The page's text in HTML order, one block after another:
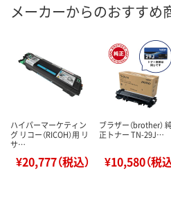
メーカーからのおすすめ
ハイパーマーケティン
グ リコー（RICOH）用 リ
サ…
¥20,777（税込）
ブラザー（brother） 純
正トナー TN-29J…
¥10,580（税込